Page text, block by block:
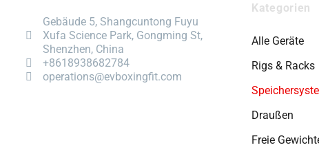
Gebäude 5, Shangcuntong Fuyu
Xufa Science Park, Gongming St,
Shenzhen, China
+8618938682784
operations@evboxingfit.com
Kategorien
Alle Geräte
Rigs & Racks
Draußen
Freie